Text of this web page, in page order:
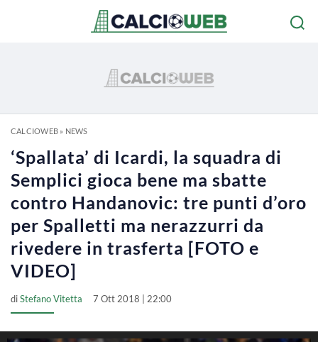
CALCIOWEB» NEWS
‘Spallata’ di Icardi, la squadra di
Semplici gioca bene ma sbatte
contro Handanovic: tre punti d’oro
per Spalletti ma nerazzurri da
rivedere in trasferta [FOTO e
VIDEO]
diStefano Vitetta 7 Ott 2018 | 22:00